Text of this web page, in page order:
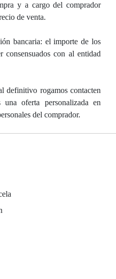
y a cargo del comprador
de venta.
bancaria: el importe de los
consensuados con al entidad
definitivo rogamos contacten
una oferta personalizada en
del comprador.